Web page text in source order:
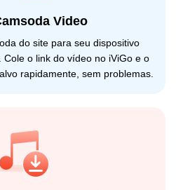
Video
do site para seu dispositivo
o link do vídeo no iViGo e o
rapidamente, sem problemas.